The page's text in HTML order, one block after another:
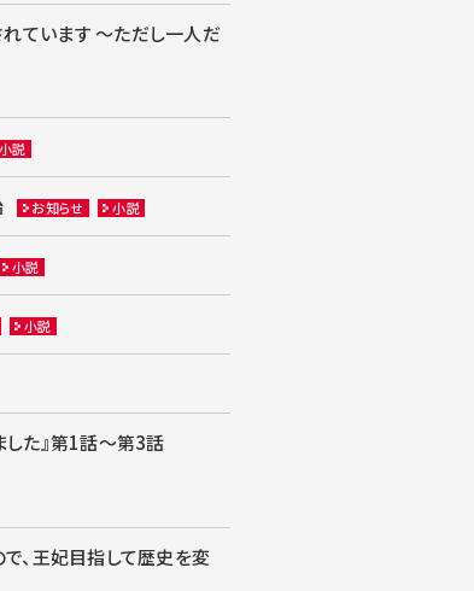
ています ～ただし一人だ
小説
お知らせ 小説
小説
小説
した』第1話～第3話
、王妃目指して歴史を変